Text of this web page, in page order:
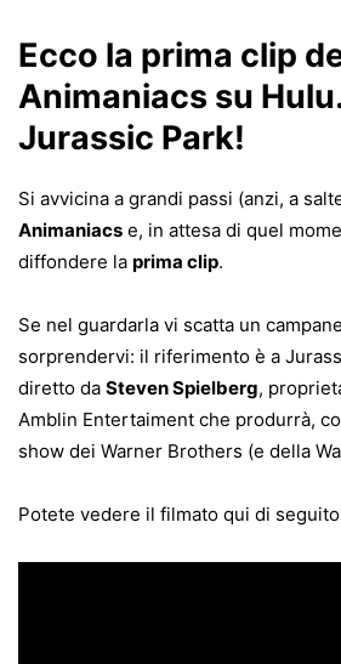
Ecco la prima clip
Animaniacs su
Jurassic Park!
Si avvicina a grandi passi (anzi, a
Animaniacs e, in attesa di quel
diffondere la prima clip.
Se nel guardarla vi scatta un
sorprendervi: il riferimento è a
diretto da Steven Spielberg,
Amblin Entertaiment che produrrà,
show dei Warner Brothers (e della
Potete vedere il filmato qui di